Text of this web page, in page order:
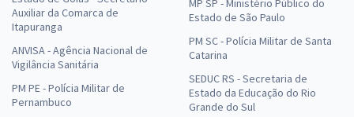
Auxiliar da Comarca de
Itapuranga
ANVISA - Agência Nacional de
Vigilância Sanitária
PM PE - Polícia Militar de
Pernambuco
Estado de São Paulo
PM SC - Polícia Militar de Santa
Catarina
SEDUC RS - Secretaria de
Estado da Educação do Rio
Grande do Sul